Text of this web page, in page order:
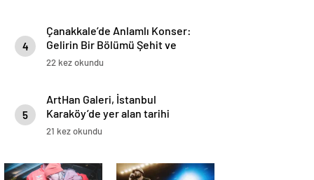
4
Çanakkale’de Anlamlı Konser:
Gelirin Bir Bölümü Şehit ve
Gaziler Derneği’ne Bağışlanacak
22 kez okundu
5
ArtHan Galeri, İstanbul
Karaköy’de yer alan tarihi
Kurşunlu Han’da Seden
21 kez okundu